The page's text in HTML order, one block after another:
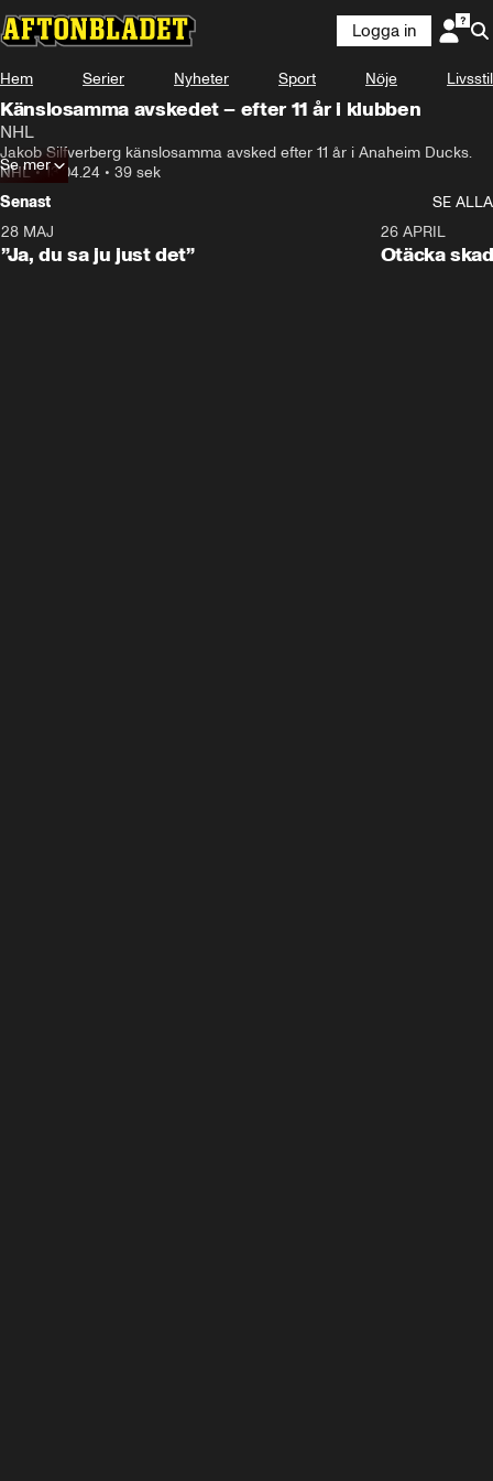
Logga in
Hem Serier Nyheter Sport Nöje Livsstil
Känslosamma avskedet – efter 11 år i klubben
NHL
Jakob Silfverberg känslosamma avsked efter 11 år i Anaheim Ducks.
NHL•13.04.24 • 39 sek
Se mer
Senast
SE ALLA
28 MAJ
”Ja, du sa ju just det”
26 APRIL
Otäcka